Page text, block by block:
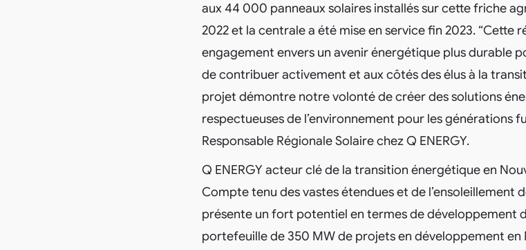
aux 44 000 panneaux solaires installés sur cette friche
2022 et la centrale a été mise en service fin 2023. “Cette
engagement envers un avenir énergétique plus durable
de contribuer activement et aux côtés des élus à la
projet démontre notre volonté de créer des solutions
respectueuses de l’environnement pour les générations
Responsable Régionale Solaire chez Q ENERGY.
Q ENERGY acteur clé de la transition énergétique en
Compte tenu des vastes étendues et de l’ensoleillement
présente un fort potentiel en termes de développement
portefeuille de 350 MW de projets en développement